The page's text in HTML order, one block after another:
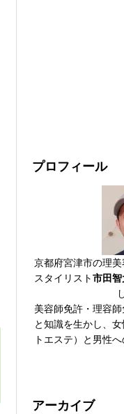
プロフィール
京都府宮津市の理
スタイリスト市田智
美容師免許・理容
と知識を生かし、
トエステ）と男性
アーカイブ